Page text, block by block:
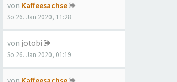
von Kaffeesachse
So 26. Jan 2020, 11:28
von jotobi
So 26. Jan 2020, 01:19